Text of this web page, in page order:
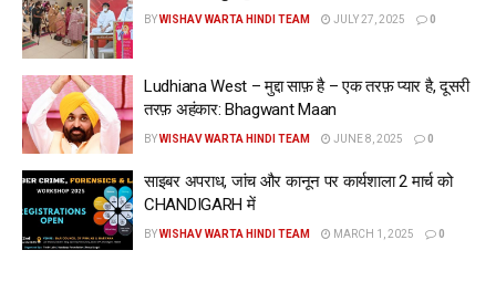
BYWISHAV WARTA HINDI TEAM JULY 27, 2025 0
Ludhiana West – मुद्दा साफ़ है – एक तरफ़ प्यार है, दूसरी
तरफ़ अहंकार: Bhagwant Maan
BYWISHAV WARTA HINDI TEAM JUNE 8, 2025 0
साइबर अपराध, जांच और कानून पर कार्यशाला 2 मार्च को
CHANDIGARH में
BYWISHAV WARTA HINDI TEAM MARCH 1, 2025 0